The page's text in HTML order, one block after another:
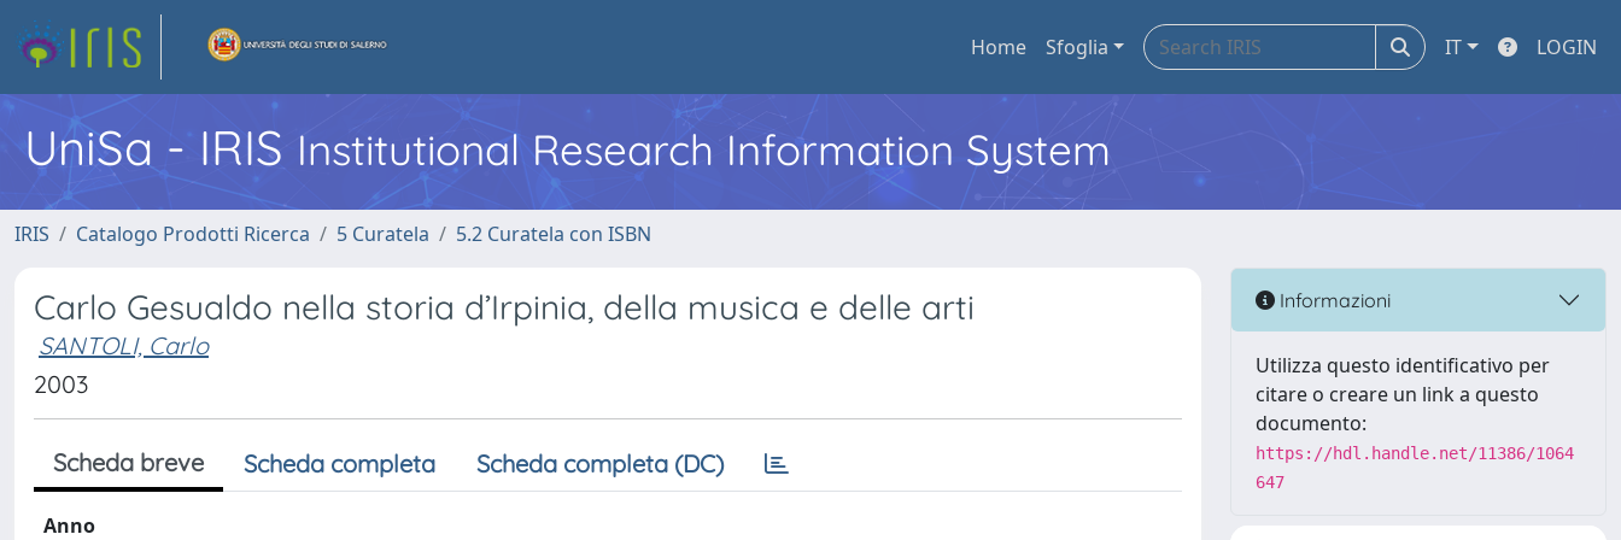
Home Sfoglia IT LOGIN
UniSa - IRIS Institutional Research Information System
IRIS Catalogo Prodotti Ricerca 5 Curatela 5.2 Curatela con ISBN
Carlo Gesualdo nella storia d’Irpinia, della musica e delle arti
SANTOLI, Carlo
2003
Scheda breve Scheda completa Scheda completa (DC)
Anno
Informazioni
Utilizza questo identificativo per
citare o creare un link a questo
documento:
https://hdl.handle.net/11386/1064
647